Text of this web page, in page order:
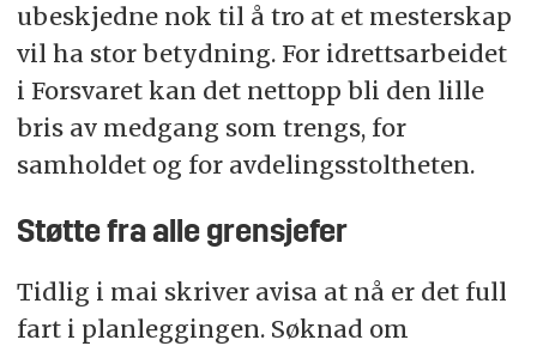
ubeskjedne nok til å tro at et mesterskap
vil ha stor betydning. For idrettsarbeidet
i Forsvaret kan det nettopp bli den lille
bris av medgang som trengs, for
samholdet og for avdelingsstoltheten.
Støtte fra alle grensjefer
Tidlig i mai skriver avisa at nå er det full
fart i planleggingen. Søknad om